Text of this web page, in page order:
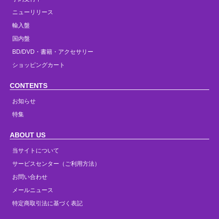
ニューリリース
輸入盤
国内盤
BD/DVD・書籍・アクセサリー
ショッピングカート
CONTENTS
お知らせ
特集
ABOUT US
当サイトについて
サービスセンター（ご利用方法）
お問い合わせ
メールニュース
特定商取引法に基づく表記